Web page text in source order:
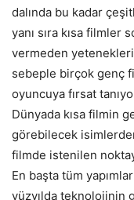
dalında bu kadar
yanı sıra kısa filmler
vermeden
sebeple birçok genç
oyuncuya fırsat
Dünyada kısa filmin
görebilecek
filmde istenilen
En başta tüm
yüzyılda teknolojinin